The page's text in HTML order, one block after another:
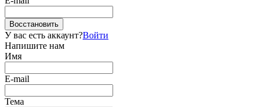
Восстановить
У вас есть аккаунт?Войти
Напишите нам
Имя
E-mail
Тема